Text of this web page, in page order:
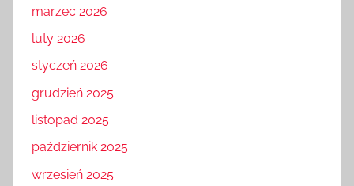
marzec 2026
luty 2026
styczeń 2026
grudzień 2025
listopad 2025
październik 2025
wrzesień 2025